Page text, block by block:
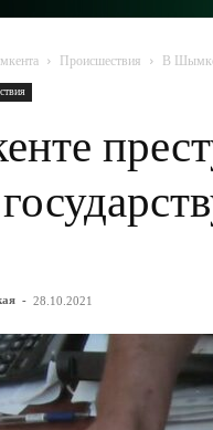
Происшествия В
- 28.10.2021